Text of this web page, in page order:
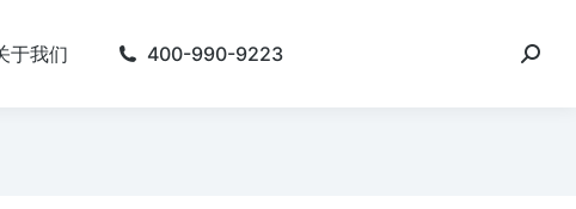
于我们 400-990-9223